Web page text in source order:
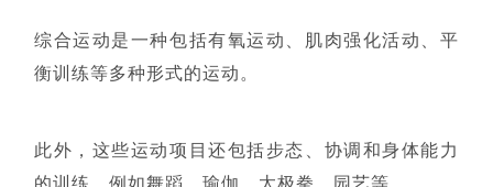
综合运动是一种包括有氧运动、肌肉强化活动、平
衡训练等多种形式的运动。
此外，这些运动项目还包括步态、协调和身体能力